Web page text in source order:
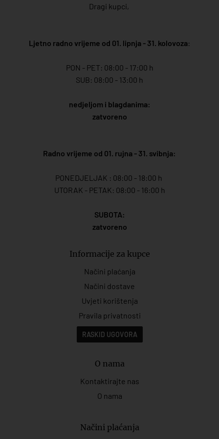
Dragi kupci,
Ljetno radno vrijeme od 01. lipnja - 31. kolovoza:
PON - PET: 08:00 - 17:00 h
SUB: 08:00 - 13:00 h
nedjeljom i blagdanima:
zatvoreno
Radno vrijeme od 01. rujna - 31. svibnja:
PONEDJELJAK : 08:00 - 18:00 h
UTORAK - PETAK: 08:00 - 16:00 h
SUBOTA:
zatvoreno
Informacije za kupce
Načini plaćanja
Načini dostave
Uvjeti korištenja
Pravila privatnosti
RASKID UGOVORA
O nama
Kontaktirajte nas
O nama
Načini plaćanja